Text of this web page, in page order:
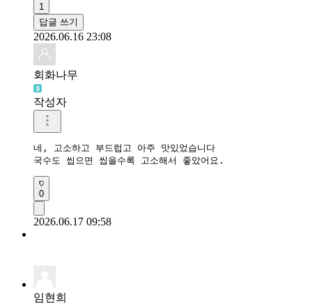
1
답글 쓰기
2026.06.16 23:08
회화나무
작성자
네, 고소하고 부드럽고 아주 맛있었습니다
국수도 씹으면 씹을수록 고소해서 좋았어요.
0
2026.06.17 09:58
임현희